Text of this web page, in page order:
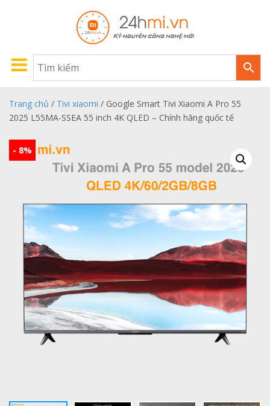
Trang chủ / Tivi xiaomi / Google Smart Tivi Xiaomi A Pro 55
2025 L55MA-SSEA 55 inch 4K QLED – Chính hãng quốc tế
- 8%